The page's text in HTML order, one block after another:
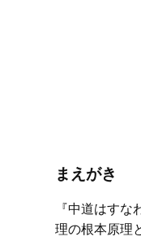
まえがき
『中道はす
理の根本原理